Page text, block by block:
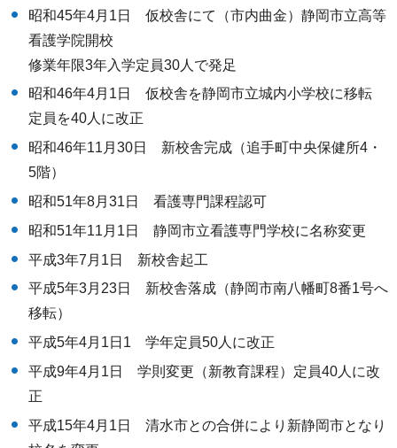
昭和45年4月1日 仮校舎にて（市内曲金）静岡市立高等
看護学院開校
修業年限3年入学定員30人で発足
昭和46年4月1日 仮校舎を静岡市立城内小学校に移転
定員を40人に改正
昭和46年11月30日 新校舎完成（追手町中央保健所4・
5階）
昭和51年8月31日 看護専門課程認可
昭和51年11月1日 静岡市立看護専門学校に名称変更
平成3年7月1日 新校舎起工
平成5年3月23日 新校舎落成（静岡市南八幡町8番1号へ
移転）
平成5年4月1日1 学年定員50人に改正
平成9年4月1日 学則変更（新教育課程）定員40人に改
正
平成15年4月1日 清水市との合併により新静岡市となり